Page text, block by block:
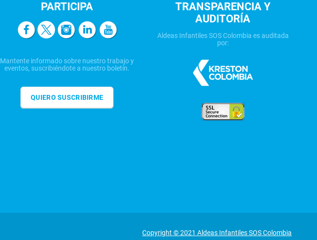
PARTICIPA
Mantente informado sobre nuestro trabajo y
eventos, suscribiéndote a nuestro boletín.
QUIERO SUSCRIBIRME
TRANSPARENCIA Y
AUDITORÍA
Aldeas Infantiles SOS Colombia es auditada
por:
Copyright © 2021 Aldeas Infantiles SOS Colombia